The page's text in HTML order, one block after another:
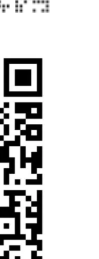
添加好友